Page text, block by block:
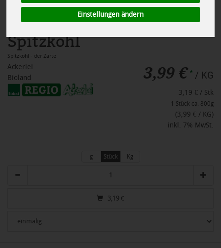
Einstellungen ändern
Spitzkohl
Spitzkohl - der Zarte
Ackerlei
Bioland
3,99 € * / KG
3,19 € / Stk
1 Stück ca. 800g
(3,99 € / KG)
inkl. 7% MwSt.
g Stück Kg
3,19 €